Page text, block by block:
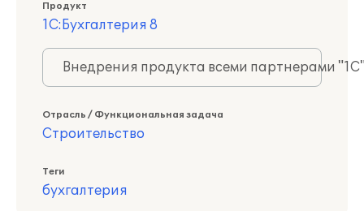
Продукт
1С:Бухгалтерия 8
Внедрения продукта всеми партнерами
Отрасль / Функциональная задача
Строительство
Теги
бухгалтерия